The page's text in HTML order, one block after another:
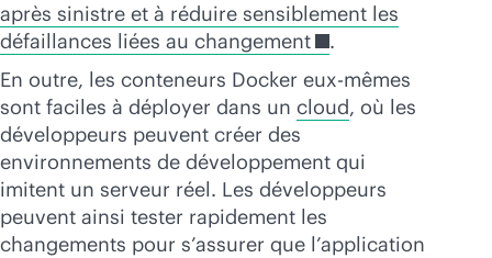
après sinistre et à réduire sensiblement les
défaillances liées au changement
.
En outre, les conteneurs Docker eux-mêmes
sont faciles à déployer dans un cloud, où les
développeurs peuvent créer des
environnements de développement qui
imitent un serveur réel. Les développeurs
peuvent ainsi tester rapidement les
changements pour s’assurer que l’application